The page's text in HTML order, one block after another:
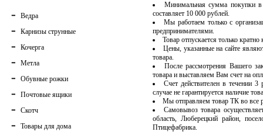
Ведра
Карнизы струнные
Кочерга
Метла
Обувные рожки
Почтовые ящики
Скотч
Товары для дома
Минимальная сумма покупки в
составляет 10 000 рублей.
Мы работаем только с
предпринимателями.
Товар отпускается только
Цены, указанные на сайте
товара.
После рассмотрения Вашего
товара и выставляем Вам счет на
Счет действителен в течении
случае не гарантируется наличие
Мы отправляем товар ТК во
Самовывоз товара
область, Люберецкий район,
Птицефабрика.